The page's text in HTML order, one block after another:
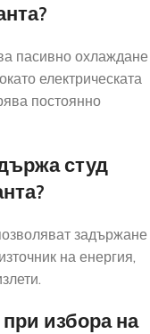
пасивно охлаждане
електрическата
постоянно
студ
задържане
на енергия,
избора на